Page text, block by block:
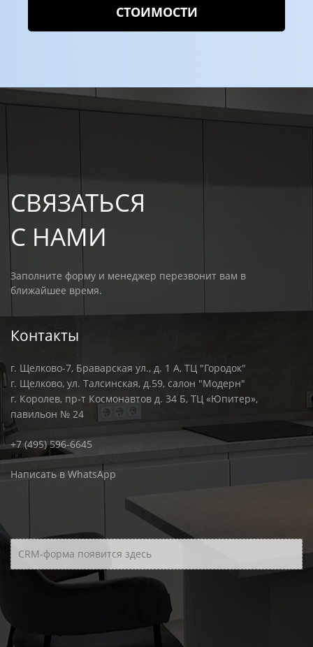
СТОИМОСТИ
СВЯЗАТЬСЯ
С НАМИ
Заполните форму и менеджер перезвонит вам в
ближайшее время.
Контакты
г. Щелково-7, Браварская ул., д. 1 А, ТЦ "Городок"
г. Щелково, ул. Талсинская, д.59, салон "Модерн"
г. Королев, пр-т Космонавтов д. 34 Б, ТЦ «Юпитер»,
павильон № 24
+7 (495) 596-6645
Написать в WhatsApp
CRM-форма появится здесь